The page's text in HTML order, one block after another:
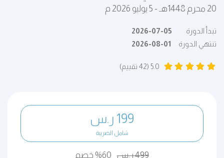
20 محرم 1448هـ - 5 يوليو 2026 م
تبدأ الدورة
2026-07-05
تنتهي الدورة
2026-08-01
5.0 (42 تقييم)
199 ر.س
شامل الضريبة
499 ر.س 60% خصم